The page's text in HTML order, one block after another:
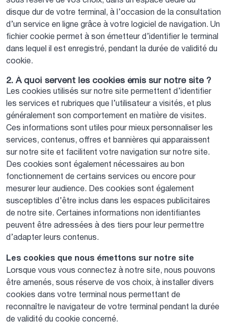
disque dur de votre terminal, à l’occasion de la consultation
d’un service en ligne grâce à votre logiciel de navigation. Un
fichier cookie permet à son émetteur d’identifier le terminal
dans lequel il est enregistré, pendant la durée de validité du
cookie.
2. À quoi servent les cookies émis sur notre site ?
Les cookies utilisés sur notre site permettent d’identifier
les services et rubriques que l’utilisateur a visités, et plus
généralement son comportement en matière de visites.
Ces informations sont utiles pour mieux personnaliser les
services, contenus, offres et bannières qui apparaissent
sur notre site et facilitent votre navigation sur notre site.
Des cookies sont également nécessaires au bon
fonctionnement de certains services ou encore pour
mesurer leur audience. Des cookies sont également
susceptibles d’être inclus dans les espaces publicitaires
de notre site. Certaines informations non identifiantes
peuvent être adressées à des tiers pour leur permettre
d’adapter leurs contenus.
Les cookies que nous émettons sur notre site
Lorsque vous vous connectez à notre site, nous pouvons
être amenés, sous réserve de vos choix, à installer divers
cookies dans votre terminal nous permettant de
reconnaître le navigateur de votre terminal pendant la durée
de validité du cookie concerné.